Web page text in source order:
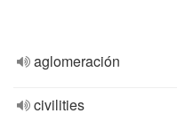
aglomeración
civilities